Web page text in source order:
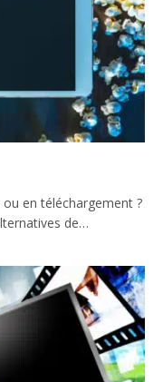
en téléchargement ?
de…